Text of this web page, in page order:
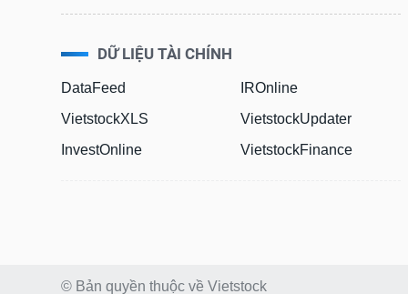
DỮ LIỆU TÀI CHÍNH
DataFeed
VietstockXLS
InvestOnline
IROnline
VietstockUpdater
VietstockFinance
© Bản quyền thuộc về Vietstock